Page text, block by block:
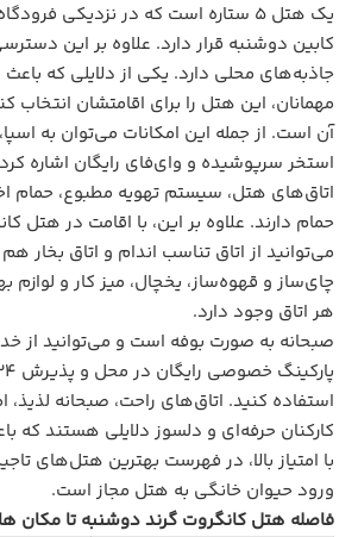
یک هتل ۵ ستاره است که در نزدیکی
کابین دوشنبه قرار دارد. علاوه بر این
جاذبه‌های محلی دارد. یکی از دلایلی که
مهمانان، این هتل را برای اقامتشان انتخاب
آن است. از جمله این امکانات می‌توان به
استخر سرپوشیده و وای‌فای رایگان اشاره
اتاق‌های هتل، سیستم تهویه مطبوع، حمام
حمام دارند. علاوه بر این، با اقامت در هتل
می‌توانید از اتاق تناسب اندام و اتاق بخار
چای‌ساز و قهوه‌ساز، یخچال، میز کار و لوازم
هر اتاق وجود دارد.
صبحانه به صورت بوفه است و می‌توانید از
استفاده کنید. اتاق‌های راحت، صبحانه لذیذ،
کارکنان حرفه‌ای و دلسوز دلایلی هستند که
با امتیاز بالا، در فهرست بهترین هتل‌های
ورود حیوان خانگی به هتل مجاز است.
فاصله هتل کانگروت گرند دوشنبه تا مکان